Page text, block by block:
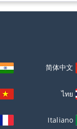
简体中文
ไทย
Italiano